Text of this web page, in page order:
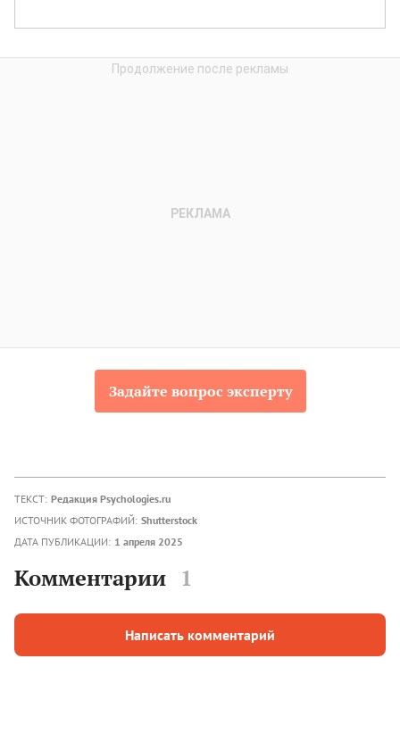
Задайте вопрос эксперту
ТЕКСТ: Редакция Psychologies.ru
ИСТОЧНИК ФОТОГРАФИЙ: Shutterstock
ДАТА ПУБЛИКАЦИИ: 1 апреля 2025
Комментарии 1
Написать комментарий